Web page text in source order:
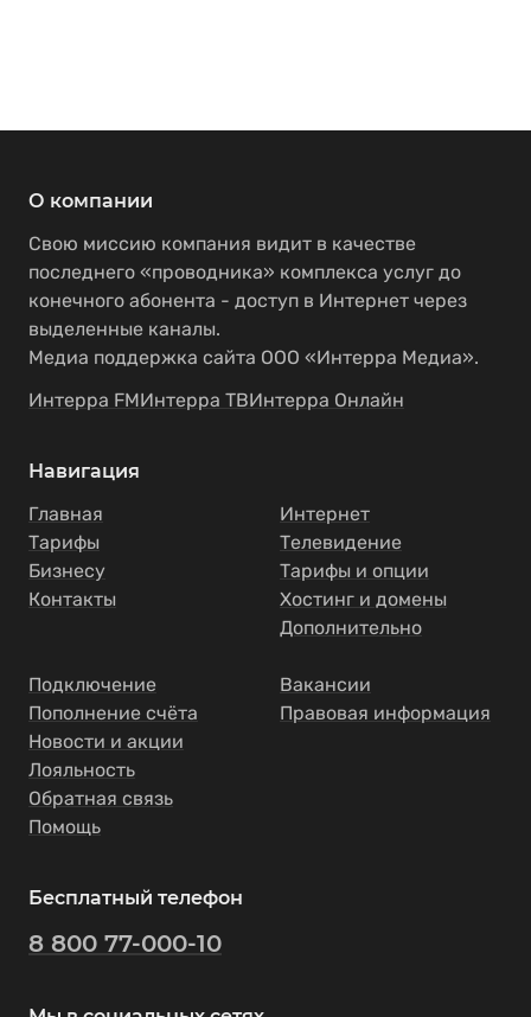
О компании
Свою миссию компания видит в качестве
последнего «проводника» комплекса услуг до
конечного абонента - доступ в Интернет через
выделенные каналы.
Медиа поддержка сайта ООО «Интерра Медиа».
Интерра FMИнтерра ТВИнтерра Онлайн
Навигация
Главная
Тарифы
Бизнесу
Контакты
Интернет
Телевидение
Тарифы и опции
Хостинг и домены
Дополнительно
Подключение
Пополнение счёта
Новости и акции
Лояльность
Обратная связь
Помощь
Вакансии
Правовая информация
Бесплатный телефон
8 800 77-000-10